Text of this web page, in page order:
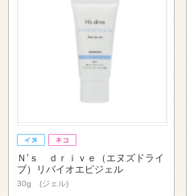
Ｎ’ｓ ｄｒｉｖｅ（エヌズドライ
ブ）リバイオエピジェル
30g (ジェル)